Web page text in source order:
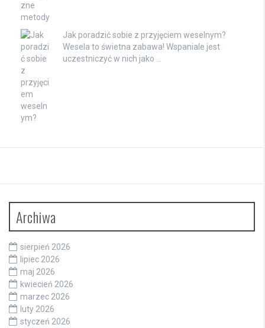
Jak poradzić sobie z przyjęciem weselnym?
Wesela to świetna zabawa! Wspaniale jest
uczestniczyć w nich jako …
Archiwa
sierpień 2026
lipiec 2026
maj 2026
kwiecień 2026
marzec 2026
luty 2026
styczeń 2026